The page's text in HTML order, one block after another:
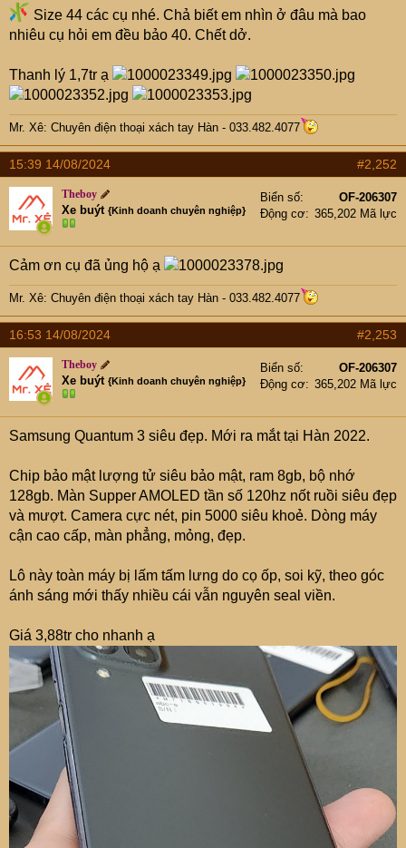
Size 44 các cụ nhé. Chả biết em nhìn ở đâu mà bao
nhiêu cụ hỏi em đều bảo 40. Chết dở.
Thanh lý 1,7tr ạ
Mr. Xê: Chuyên điện thoại xách tay Hàn - 033.482.4077
15:39 14/08/2024 #2,252
Theboy
Xe buýt {Kinh doanh chuyên nghiệp}
Biển số
OF-206307
Động cơ
365,202 Mã lực
Cảm ơn cụ đã ủng hộ ạ
Mr. Xê: Chuyên điện thoại xách tay Hàn - 033.482.4077
16:53 14/08/2024 #2,253
Theboy
Xe buýt {Kinh doanh chuyên nghiệp}
Biển số
OF-206307
Động cơ
365,202 Mã lực
Samsung Quantum 3 siêu đẹp. Mới ra mắt tại Hàn 2022.
Chip bảo mật lượng tử siêu bảo mật, ram 8gb, bộ nhớ
128gb. Màn Supper AMOLED tần số 120hz nốt ruồi siêu đẹp
và mượt. Camera cực nét, pin 5000 siêu khoẻ. Dòng máy
cận cao cấp, màn phẳng, mỏng, đẹp.
Lô này toàn máy bị lấm tấm lưng do cọ ốp, soi kỹ, theo góc
ánh sáng mới thấy nhiều cái vẫn nguyên seal viền.
Giá 3,88tr cho nhanh ạ